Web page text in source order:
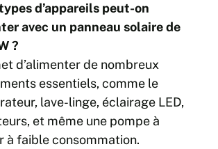
d’appareils peut-on
avec un panneau solaire de
?
d’alimenter de nombreux
essentiels, comme le
lave-linge, éclairage LED,
et même une pompe à
à faible consommation.